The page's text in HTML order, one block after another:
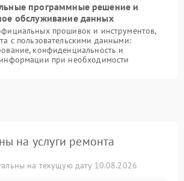
программные решение и
обслуживание данных
прошивок и инструментов,
с пользовательскими данными:
конфиденциальность и
при необходимости
на услуги ремонта
на текущую дату 10.08.2026